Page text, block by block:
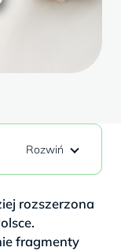
rozszerzona
fragmenty